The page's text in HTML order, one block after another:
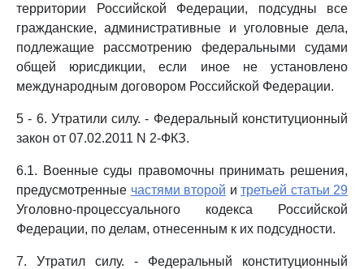
территории Российской Федерации, подсудны все
гражданские, административные и уголовные дела,
подлежащие рассмотрению федеральными судами
общей юрисдикции, если иное не установлено
международным договором Российской Федерации.
5 - 6. Утратили силу. - Федеральный конституционный
закон от 07.02.2011 N 2-ФКЗ.
6.1. Военные суды правомочны принимать решения,
предусмотренные частями второй и третьей статьи 29
Уголовно-процессуального кодекса Российской
Федерации, по делам, отнесенным к их подсудности.
7. Утратил силу. - Федеральный конституционный